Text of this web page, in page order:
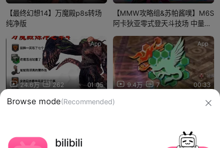
【最终幻想14】万魔殿p8s转场
纯净版
【MMW攻略组&苏帕酱噗】M6S
阿卡狄亚零式登天斗技场 中量级
24.6万 262 01:05
App
P8S 你逼疯了多少人！
9.4万 7 00:33
App
为什么不变啊！！！
Browse mode(Recommended)
bilibili
网络文化经营许可证 沪网文【2019】3804-274号